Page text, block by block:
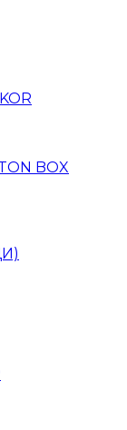
BOX